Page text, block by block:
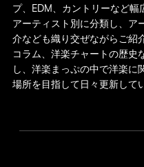
プ、EDM、カントリーなど
アーティスト別に分類し、ア
介なども織り交ぜながらご紹
コラム、洋楽チャートの歴史
し、洋楽まっぷの中で洋楽に
場所を目指して日々更新して